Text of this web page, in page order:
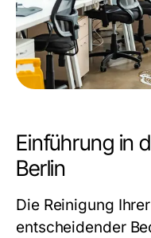
Einführung in
Berlin
Die Reinigung
entscheidender